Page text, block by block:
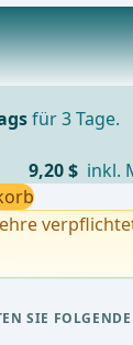
Thema
für 3 Tage.
9,20 $ inkl.
SIE